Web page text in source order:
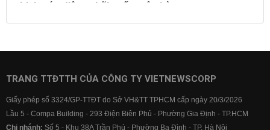
Lịch cúp điện
Lãi suất ngân hàng
Lãi suất tiết kiệm
Lãi suất tiền gửi
Lãi suất ngân hàng BIDV
Lãi suất ngân hàng Vietcombank
TRANG TTĐTTH CỦA CÔNG TY VIETNEWSCORP
Giấy phép số 3324/GP-TTĐT do Sở VH&TT TPHCM cấp ngày 20/3/2026
Lầu 5 - Compa Building - 293 Điện Biên Phủ - Phường Gia Định - TP.HCM
Chi nhánh: Số 5 - Khu 38A Trần Phú - Phường Ba Đình - TP. Hà Nội